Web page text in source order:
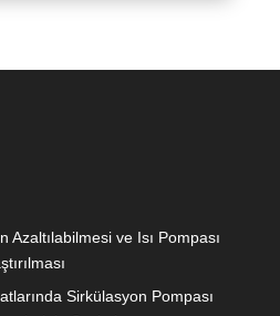
Azaltılabilmesi ve Isı Pompası
Sirkülasyon Pompası